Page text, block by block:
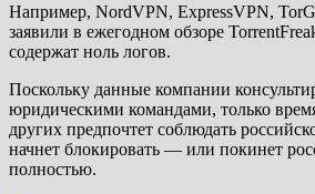
Например, NordVPN, ExpressVPN,
заявили в ежегодном обзоре
содержат ноль логов.
Поскольку данные компании
юридическими командами, только
других предпочтет соблюдать
начнет блокировать — или покинет
полностью.